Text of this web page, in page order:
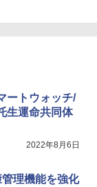
ートウォッチ/
生運命共同体
2022年8月6日
理機能を強化